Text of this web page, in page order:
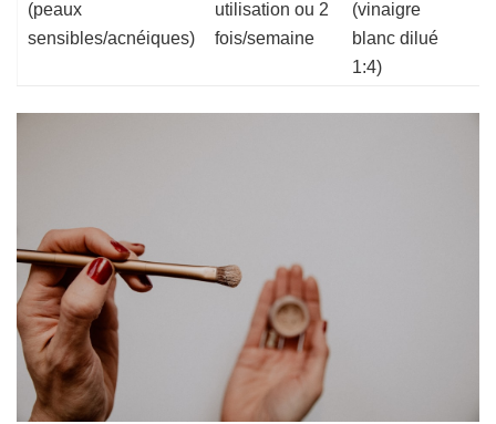
(peaux
sensibles/acnéiques)
utilisation ou 2
fois/semaine
(vinaigre
blanc dilué
1:4)